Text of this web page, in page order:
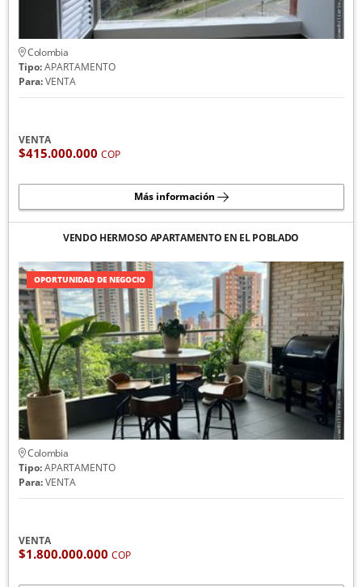
Colombia
Tipo:APARTAMENTO
Para:VENTA
VENTA
$415.000.000 COP
Más información
VENDO HERMOSO APARTAMENTO EN EL POBLADO
OPORTUNIDAD DE NEGOCIO
Colombia
Tipo:APARTAMENTO
Para:VENTA
VENTA
$1.800.000.000 COP